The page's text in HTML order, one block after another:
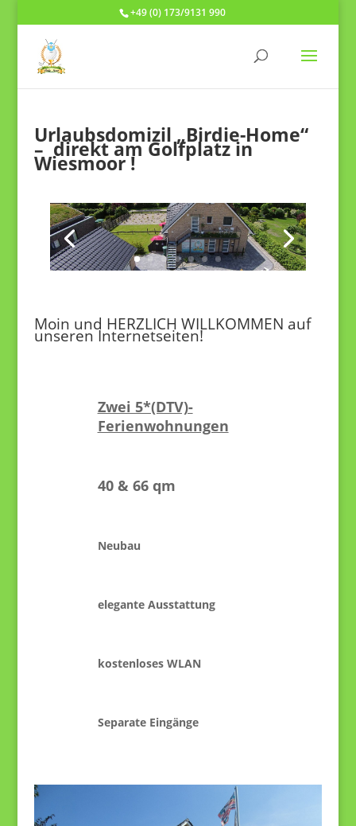
+49 (0) 173/9131 990
Urlaubsdomizil „Birdie-Home“
– direkt am Golfplatz in
Wiesmoor !
Moin und HERZLICH WILLKOMMEN auf
unseren Internetseiten!
Zwei 5*(DTV)-
Ferienwohnungen
40 & 66 qm
Neubau
elegante Ausstattung
kostenloses WLAN
Separate Eingänge